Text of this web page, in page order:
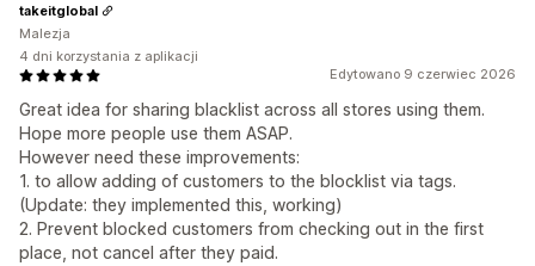
Edytowano 9 czerwiec 2026
Great idea for sharing blacklist across all stores using them.
Hope more people use them ASAP.
However need these improvements:
1. to allow adding of customers to the blocklist via tags.
(Update: they implemented this, working)
2. Prevent blocked customers from checking out in the first
place, not cancel after they paid.
takeitglobal
Malezja
4 dni korzystania z aplikacji